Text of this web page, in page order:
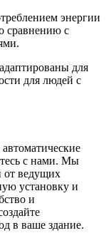
энергии
сравнению с
для
для людей с
с нами. Мы
от ведущих
установку и
и
в ваше здание.